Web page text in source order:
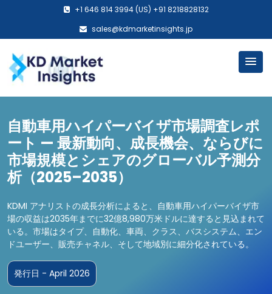
+1 646 814 3994 (US) +91 8218828132
sales@kdmarketinsights.jp
自動車用ハイパーバイザ市場調査レポ
ート — 最新動向、成長機会、ならびに
市場規模とシェアのグローバル予測分
析（2025–2035）
KDMI アナリストの成長分析によると、自動車用ハイパーバイザ市
場の収益は2035年までに32億8,980万米ドルに達すると見込まれて
いる。市場はタイプ、自動化、車両、クラス、バスシステム、エン
ドユーザー、販売チャネル、そして地域別に細分化されている。
発行日 - April 2026